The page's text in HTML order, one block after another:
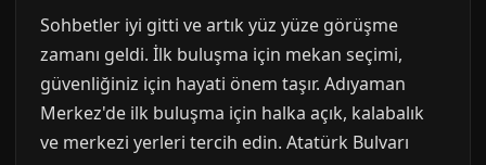
Sohbetler iyi gitti ve artık yüz yüze görüşme
zamanı geldi. İlk buluşma için mekan seçimi,
güvenliğiniz için hayati önem taşır. Adıyaman
Merkez'de ilk buluşma için halka açık, kalabalık
ve merkezi yerleri tercih edin. Atatürk Bulvarı